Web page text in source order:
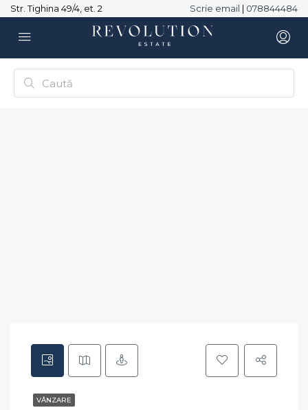
Str. Tighina 49/4, et. 2 Scrie email | 078844484
VÂNZARE